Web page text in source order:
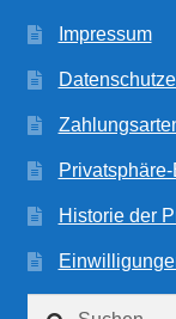
Impressum
Historie der
Suchen